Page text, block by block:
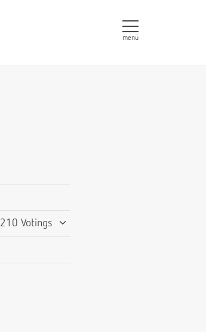
menü
210 Votings